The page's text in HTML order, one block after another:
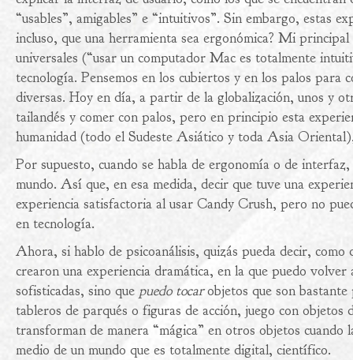
“usables”, amigables” e “intuitivos”. Sin embargo, estas
incluso, que una herramienta sea ergonómica? Mi
universales (“usar un computador Mac es totalmente
tecnología. Pensemos en los cubiertos y en los palos
diversas. Hoy en día, a partir de la globalización, unos y
tailandés y comer con palos, pero en principio esta
humanidad (todo el Sudeste Asiático y toda Asia
Por supuesto, cuando se habla de ergonomía o de
mundo. Así que, en esa medida, decir que tuve una
experiencia satisfactoria al usar Candy Crush, pero no
en tecnología.
Ahora, si hablo de psicoanálisis, quizás pueda decir,
crearon una experiencia dramática, en la que puedo
sofisticadas, sino que puedo tocarobjetos que son bastante
tableros de parqués o figuras de acción, juego con
transforman de manera “mágica” en otros objetos
medio de un mundo que es totalmente digital, científico.